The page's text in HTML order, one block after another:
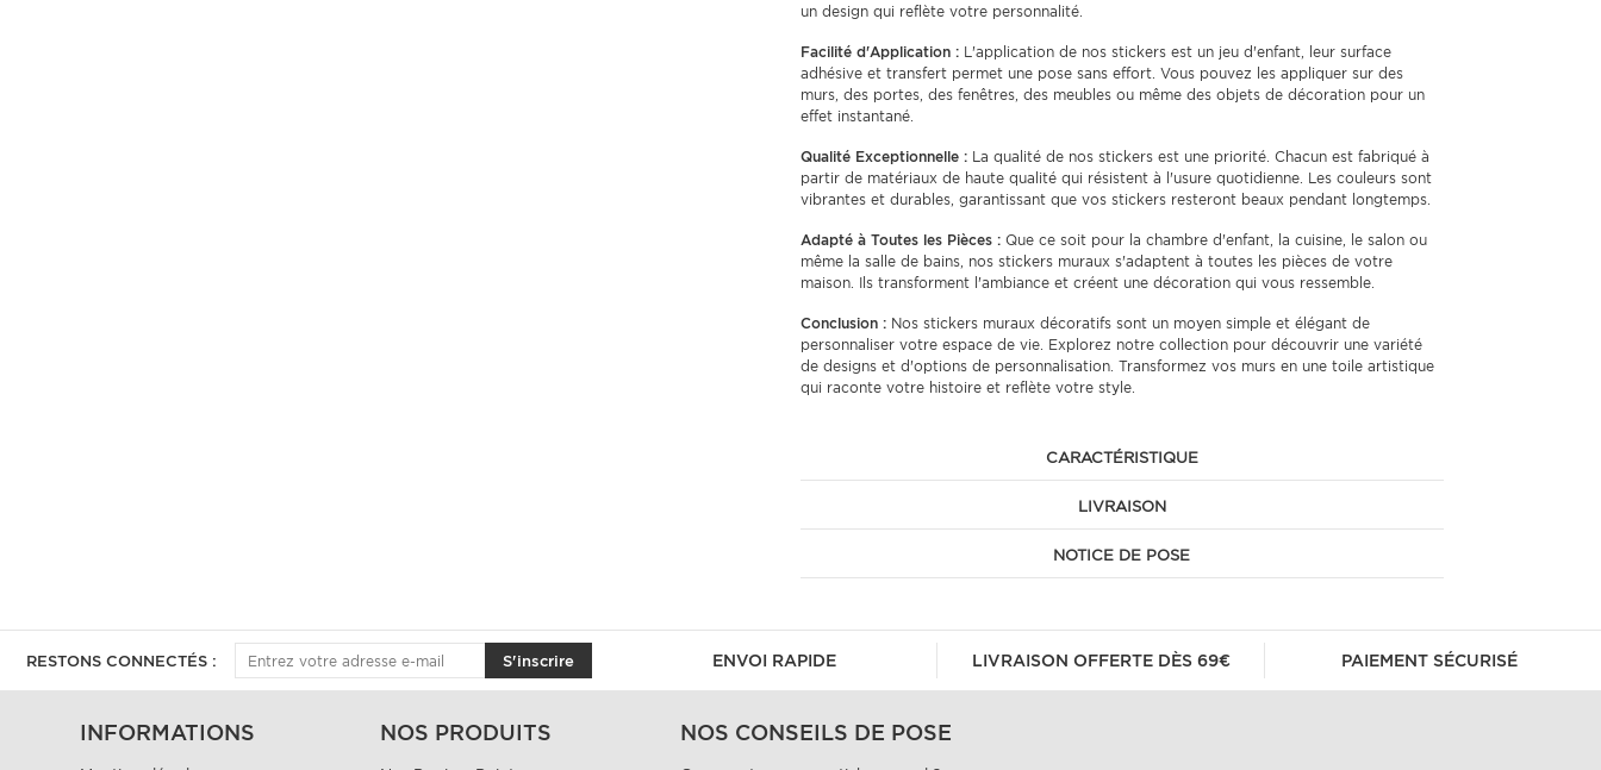
un design qui reflète votre personnalité.
Facilité d'Application : L'application de nos stickers est un jeu d'enfant, leur surface
adhésive et transfert permet une pose sans effort. Vous pouvez les appliquer sur des
murs, des portes, des fenêtres, des meubles ou même des objets de décoration pour un
effet instantané.
Qualité Exceptionnelle : La qualité de nos stickers est une priorité. Chacun est fabriqué à
partir de matériaux de haute qualité qui résistent à l'usure quotidienne. Les couleurs sont
vibrantes et durables, garantissant que vos stickers resteront beaux pendant longtemps.
Adapté à Toutes les Pièces : Que ce soit pour la chambre d'enfant, la cuisine, le salon ou
même la salle de bains, nos stickers muraux s'adaptent à toutes les pièces de votre
maison. Ils transforment l'ambiance et créent une décoration qui vous ressemble.
Conclusion : Nos stickers muraux décoratifs sont un moyen simple et élégant de
personnaliser votre espace de vie. Explorez notre collection pour découvrir une variété
de designs et d'options de personnalisation. Transformez vos murs en une toile artistique
qui raconte votre histoire et reflète votre style.
CARACTÉRISTIQUE
LIVRAISON
NOTICE DE POSE
RESTONS CONNECTÉS : S'inscrire ENVOI RAPIDE LIVRAISON OFFERTE DÈS 69€ PAIEMENT SÉCURISÉ
INFORMATIONS NOS PRODUITS NOS CONSEILS DE POSE